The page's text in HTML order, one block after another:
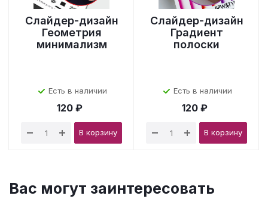
Слайдер-дизайн
Геометрия
минимализм
Есть в наличии
120 ₽
В корзину
Слайдер-дизайн
Градиент
полоски
Есть в наличии
120 ₽
В корзину
Вас могут заинтересовать